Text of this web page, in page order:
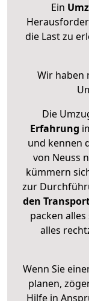
Ein
die Last zu
Wir haben
Die
Erfahrung
und kennen
von Neuss
kümmern
zur
den
packen
alles
Wenn Sie
planen,
Hilfe in